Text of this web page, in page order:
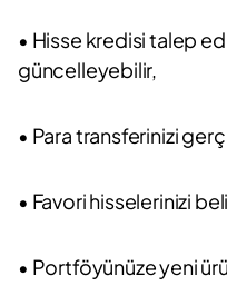
• Hisse kredisi talep
güncelleyebilir,
• Para transferinizi
• Favori hisselerinizi
• Portföyünüze yeni